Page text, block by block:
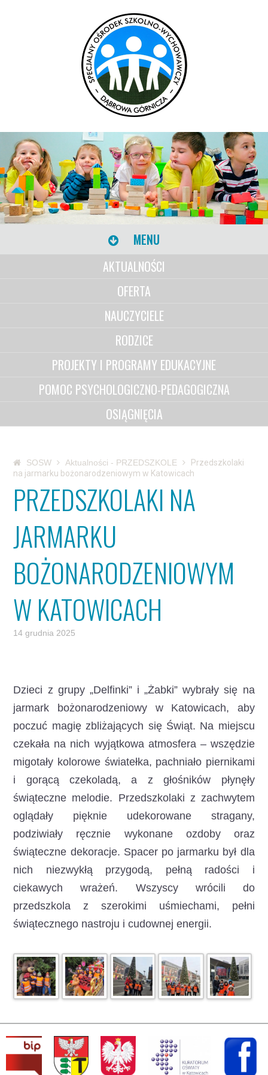
MENU
AKTUALNOŚCI
OFERTA
NAUCZYCIELE
RODZICE
PROJEKTY I PROGRAMY EDUKACYJNE
POMOC PSYCHOLOGICZNO-PEDAGOGICZNA
OSIĄGNIĘCIA
SOSW Aktualności - PRZEDSZKOLE
Przedszkolaki
na jarmarku bożonarodzeniowym w Katowicach
PRZEDSZKOLAKI NA
JARMARKU
BOŻONARODZENIOWYM
W KATOWICACH
14 grudnia 2025
Dzieci z grupy „Delfinki” i „Żabki” wybrały się na
jarmark bożonarodzeniowy w Katowicach, aby
poczuć magię zbliżających się Świąt. Na miejscu
czekała na nich wyjątkowa atmosfera – wszędzie
migotały kolorowe światełka, pachniało piernikami
i gorącą czekoladą, a z głośników płynęły
świąteczne melodie. Przedszkolaki z zachwytem
oglądały pięknie udekorowane stragany,
podziwiały ręcznie wykonane ozdoby oraz
świąteczne dekoracje. Spacer po jarmarku był dla
nich niezwykłą przygodą, pełną radości i
ciekawych wrażeń. Wszyscy wrócili do
przedszkola z szerokimi uśmiechami, pełni
świątecznego nastroju i cudownej energii.